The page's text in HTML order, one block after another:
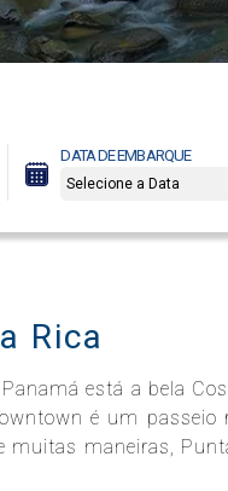
DATA DE EMBARQUE
Rica
está a bela
é um
muitas maneiras,